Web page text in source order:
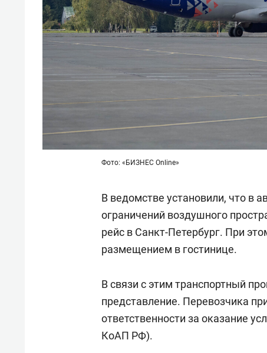
Фото: «БИЗНЕС Online»
В ведомстве установили, что в
ограничений воздушного
рейс в Санкт-Петербург. При
размещением в гостинице.
В связи с этим транспортный
представление. Перевозчика
ответственности за оказание
КоАП РФ).